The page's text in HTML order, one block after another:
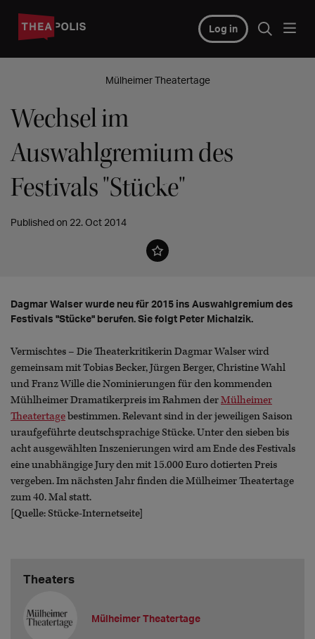
Log in
Mülheimer Theatertage
Wechsel im
Auswahlgremium des
Festivals "Stücke"
Published on 22. Oct 2014
Dagmar Walser wurde neu für 2015 ins Auswahlgremium des
Festivals "Stücke" berufen. Sie folgt Peter Michalzik.
Vermischtes – Die Theaterkritikerin Dagmar Walser wird
gemeinsam mit Tobias Becker, Jürgen Berger, Christine Wahl
und Franz Wille die Nominierungen für den kommenden
Mühlheimer Dramatikerpreis im Rahmen derMülheimer
Theatertagebestimmen. Relevant sind in der jeweiligen Saison
uraufgeführte deutschsprachige Stücke. Unter den sieben bis
acht ausgewählten Inszenierungen wird am Ende des Festivals
eine unabhängige Jury den mit 15.000 Euro dotierten Preis
vergeben. Im nächsten Jahr finden die Mülheimer Theatertage
zum 40. Mal statt.
[Quelle: Stücke-Internetseite]
Theaters
Mülheimer Theatertage